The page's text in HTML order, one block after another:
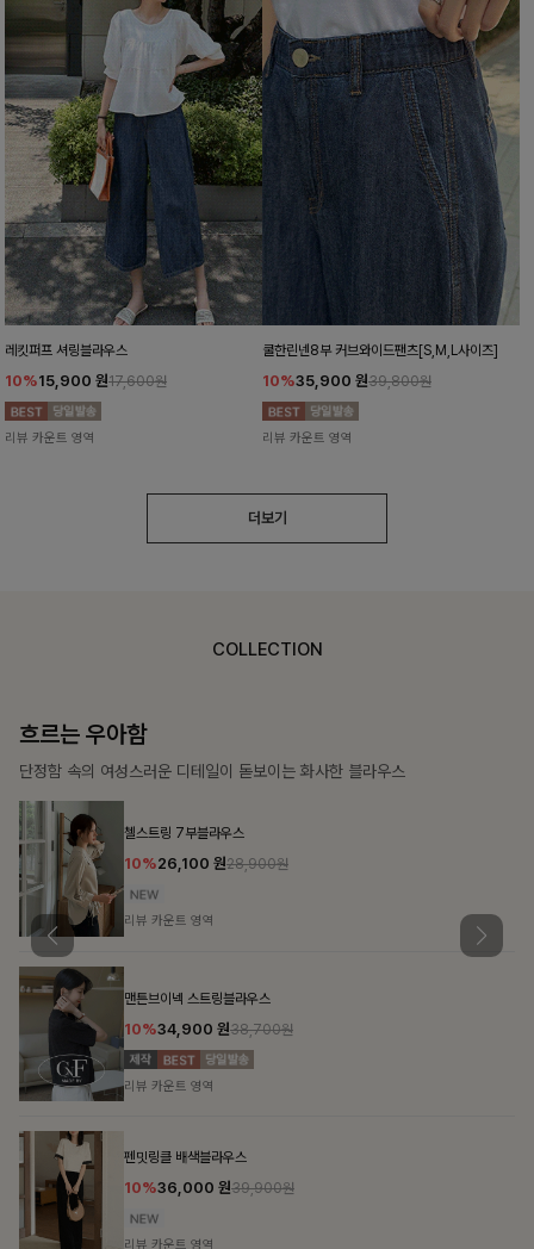
레킷퍼프 셔링블라우스
10%15,900 원17,600원
리뷰 카운트 영역
쿨한린넨8부 커브와이드팬츠[S,M,L사이즈]
10%35,900 원39,800원
리뷰 카운트 영역
더보기
COLLECTION
가벼운 계절감
탄탄한 소재와 깔끔한 핏, 매일 손이 가는 데일리 티셔츠
15,300
20,700
리뷰 카운트 영역
16,200 17,900원